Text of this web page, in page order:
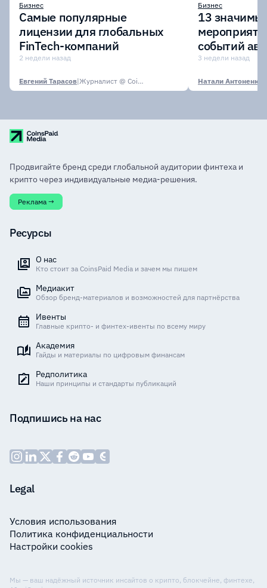
Бизнес
Самые популярные
лицензии для глобальных
FinTech-компаний
2 недели назад
Евгений Тарасов| Журналист @ CoinsPaid Media
Бизнес
13
событий
3 недели назад
Натали Антоненко
Продвигайте бренд среди глобальной аудитории финтеха и
крипто через индивидуальные медиа-решения.
Реклама →
Ресурсы
О нас
Кто стоит за CoinsPaid Media и зачем мы пишем
Медиакит
Обзор бренд-материалов и возможностей для партнёрства
Ивенты
Главные крипто- и финтех-ивенты по всему миру
Академия
Гайды и материалы по цифровым финансам
Редполитика
Наши принципы и стандарты публикаций
Подпишись на нас
Legal
Условия использования
Политика конфиденциальности
Настройки cookies
Мы — ваш надёжный источник инсайтов о крипто, блокчейне, финтехе,